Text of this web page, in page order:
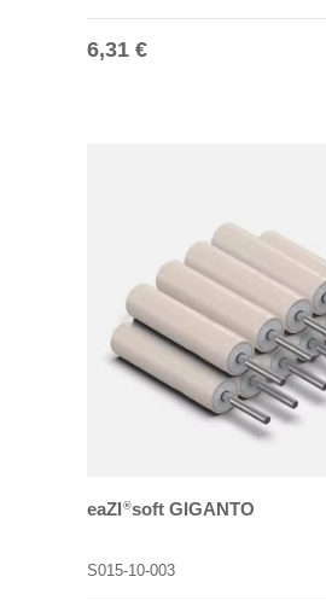
Normaler Preis
6,31 €
eaZI®soft GIGANTO
S015-10-003